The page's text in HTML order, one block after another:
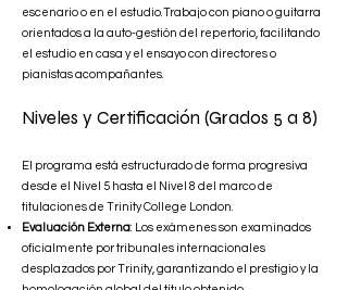
escenario o en el estudio.Trabajo con piano o guitarra
orientados a la auto-gestión del repertorio, facilitando
el estudio en casa y el ensayo con directores o
pianistas acompañantes.
Niveles y Certificación (Grados 5 a 8)
El programa está estructurado de forma progresiva
desde el Nivel 5 hasta el Nivel 8 del marco de
titulaciones de Trinity College London.
Evaluación Externa: Los exámenes son examinados
oficialmente por tribunales internacionales
desplazados por Trinity, garantizando el prestigio y la